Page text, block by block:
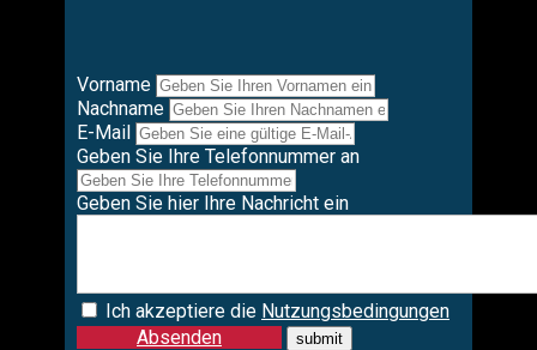
Vorname
Nachname
E-Mail
Geben Sie Ihre Telefonnummer an
Geben Sie hier Ihre Nachricht ein
Ich akzeptiere die Nutzungsbedingungen
Absenden